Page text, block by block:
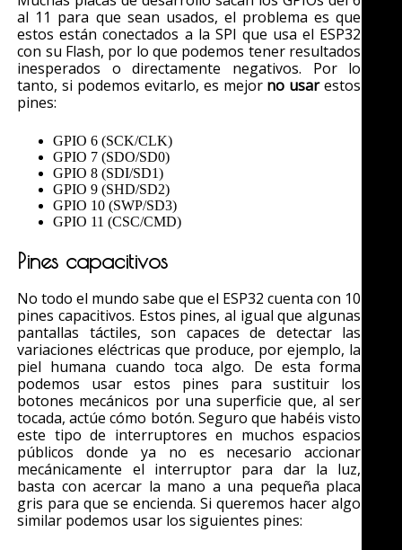
al 11 para que sean usados, el problema es que
estos están conectados a la SPI que usa el ESP32
con su Flash, por lo que podemos tener resultados
inesperados o directamente negativos. Por lo
tanto, si podemos evitarlo, es mejor no usarestos
pines:
GPIO 6 (SCK/CLK)
GPIO 7 (SDO/SD0)
GPIO 8 (SDI/SD1)
GPIO 9 (SHD/SD2)
GPIO 10 (SWP/SD3)
GPIO 11 (CSC/CMD)
Pines capacitivos
No todo el mundo sabe que el ESP32 cuenta con 10
pines capacitivos. Estos pines, al igual que algunas
pantallas táctiles, son capaces de detectar las
variaciones eléctricas que produce, por ejemplo, la
piel humana cuando toca algo. De esta forma
podemos usar estos pines para sustituir los
botones mecánicos por una superficie que, al ser
tocada, actúe cómo botón. Seguro que habéis visto
este tipo de interruptores en muchos espacios
públicos donde ya no es necesario accionar
mecánicamente el interruptor para dar la luz,
basta con acercar la mano a una pequeña placa
gris para que se encienda. Si queremos hacer algo
similar podemos usar los siguientes pines: